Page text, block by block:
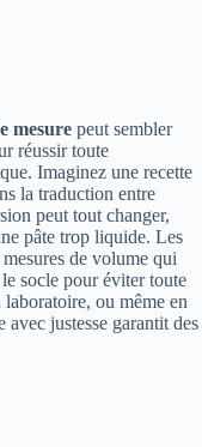
mesure peut sembler
réussir toute
Imaginez une recette
la traduction entre
peut tout changer,
pâte trop liquide. Les
de volume qui
socle pour éviter toute
ou même en
avec justesse garantit des